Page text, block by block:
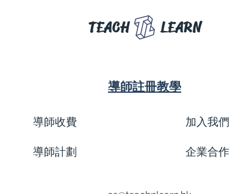
TEACH LEARN
導師註冊教學
導師收費
導師計劃
加入我們
企業合作